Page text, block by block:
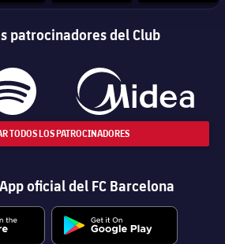
patrocinadores del Club
TODOS LOS PATROCINADORES
oficial del FC Barcelona